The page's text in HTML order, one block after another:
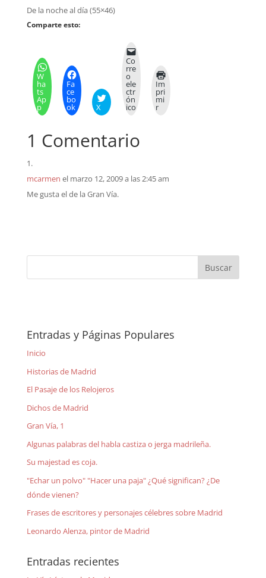
De la noche al día (55×46)
Comparte esto:
W
ha
ts
Ap
p
Fa
ce
bo
ok X
Co
rre
o
ele
ctr
ón
ico
Im
pri
mi
r
1 Comentario
mcarmen el marzo 12, 2009 a las 2:45 am
Me gusta el de la Gran Vía.
Entradas y Páginas Populares
Inicio
Historias de Madrid
El Pasaje de los Relojeros
Dichos de Madrid
Gran Vía, 1
Algunas palabras del habla castiza o jerga madrileña.
Su majestad es coja.
"Echar un polvo" "Hacer una paja" ¿Qué significan? ¿De
dónde vienen?
Frases de escritores y personajes célebres sobre Madrid
Leonardo Alenza, pintor de Madrid
Entradas recientes